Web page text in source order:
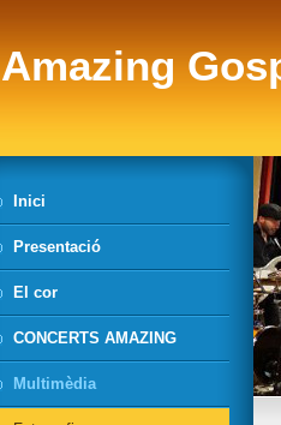
Amazing
Inici
Presentació
El cor
CONCERTS AMAZING
Multimèdia